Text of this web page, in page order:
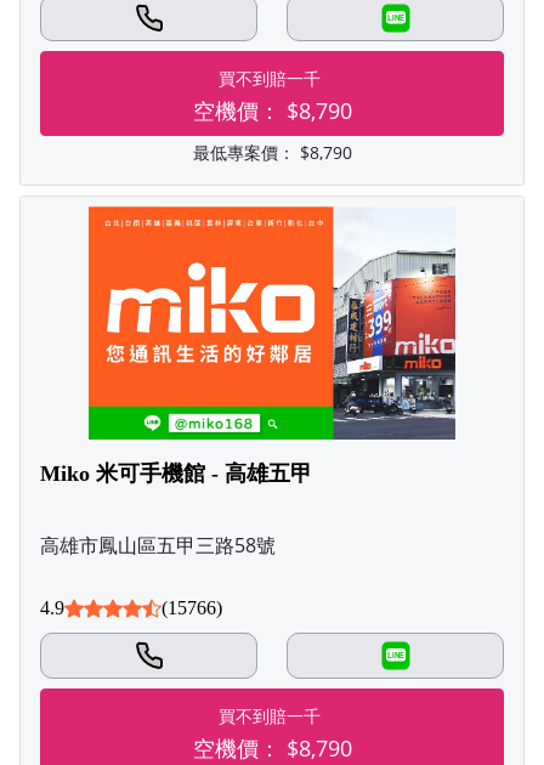
LINE
買不到賠一千
空機價： $8,790
最低專案價： $8,790
Miko 米可手機館 - 高雄五甲
高雄市鳳山區五甲三路58號
4.9 (15766)
LINE
買不到賠一千
空機價： $8,790